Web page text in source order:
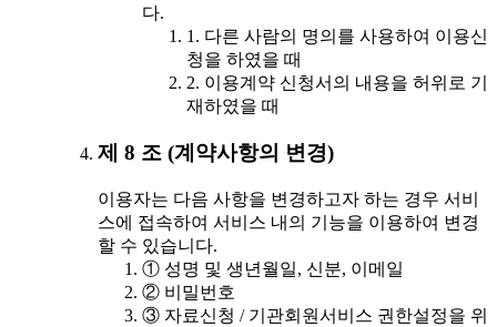
다.
1. 다른 사람의 명의를 사용하여 이용신
청을 하였을 때
2. 이용계약 신청서의 내용을 허위로 기
재하였을 때
제 8 조 (계약사항의 변경)
이용자는 다음 사항을 변경하고자 하는 경우 서비
스에 접속하여 서비스 내의 기능을 이용하여 변경
할 수 있습니다.
① 성명 및 생년월일, 신분, 이메일
② 비밀번호
③ 자료신청 / 기관회원서비스 권한설정을 위